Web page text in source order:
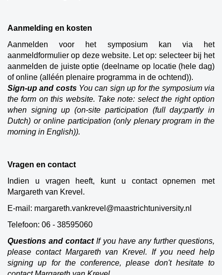
Aanmelding en kosten
Aanmelden voor het symposium kan via het
aanmeldformulier op deze website. Let op: selecteer bij het
aanmelden de juiste optie (deelname op locatie (hele dag)
of online (alléén plenaire programma in de ochtend)).
Sign-up and costs You can sign up for the symposium via
the form on this website. Take note: select the right option
when signing up (on-site participation (full day;partly in
Dutch) or online participation (only plenary program in the
morning in English)).
Vragen en contact
Indien u vragen heeft, kunt u contact opnemen met
Margareth van Krevel.
E-mail: margareth.vankrevel@maastrichtuniversity.nl
Telefoon: 06 - 38595060
Questions and contactIf you have any further questions,
please contact Margareth van Krevel. If you need help
signing up for the conference, please don't hesitate to